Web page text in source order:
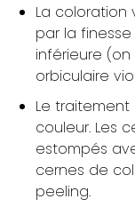
La coloration
par la
inférieure
orbiculaire
Le
couleur. Les
estompés
cernes de
peeling.